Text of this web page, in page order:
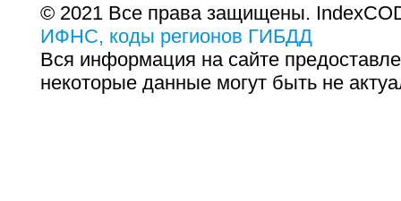
© 2021 Все права защищены.
ИФНС, коды регионов ГИБДД
Вся информация на сайте
некоторые данные могут быть не